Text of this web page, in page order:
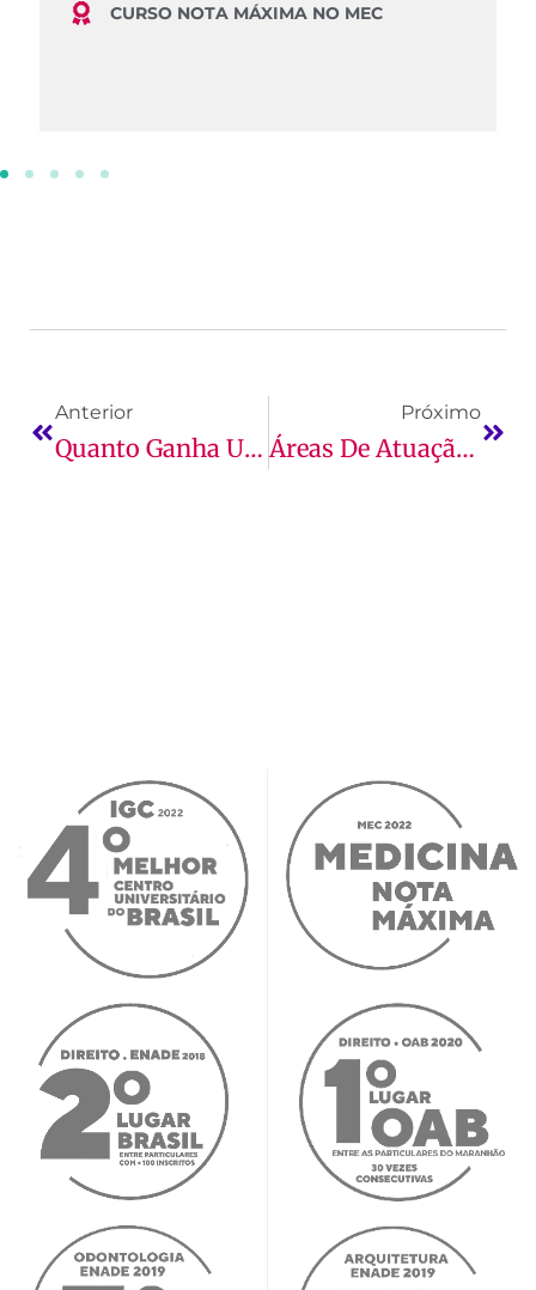
CURSO NOTA MÁXIMA NO MEC
Anterior
Quanto Ganha Um Advogado: Formação, Salários E Mais!
Próximo
Áreas De Atuação De Sistemas Da Informação